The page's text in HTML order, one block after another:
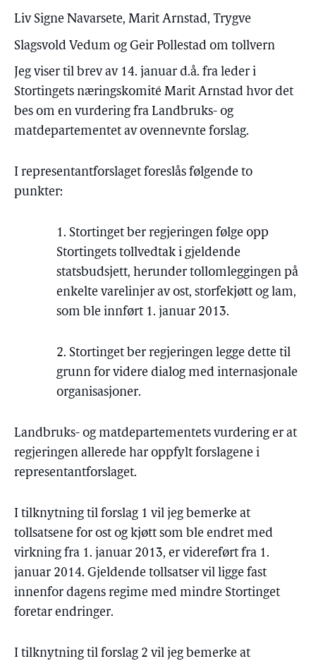
Liv Signe Navarsete, Marit Arnstad, Trygve
Slagsvold Vedum og Geir Pollestad om tollvern
Jeg viser til brev av 14. januar d.å. fra leder i
Stortingets næringskomité Marit Arnstad hvor det
bes om en vurdering fra Landbruks- og
matdepartementet av ovennevnte forslag.
I representantforslaget foreslås følgende to
punkter:
1. Stortinget ber regjeringen følge opp
Stortingets tollvedtak i gjeldende
statsbudsjett, herunder tollomleggingen på
enkelte varelinjer av ost, storfekjøtt og lam,
som ble innført 1. januar 2013.
2. Stortinget ber regjeringen legge dette til
grunn for videre dialog med internasjonale
organisasjoner.
Landbruks- og matdepartementets vurdering er at
regjeringen allerede har oppfylt forslagene i
representantforslaget.
I tilknytning til forslag 1 vil jeg bemerke at
tollsatsene for ost og kjøtt som ble endret med
virkning fra 1. januar 2013, er videreført fra 1.
januar 2014. Gjeldende tollsatser vil ligge fast
innenfor dagens regime med mindre Stortinget
foretar endringer.
I tilknytning til forslag 2 vil jeg bemerke at